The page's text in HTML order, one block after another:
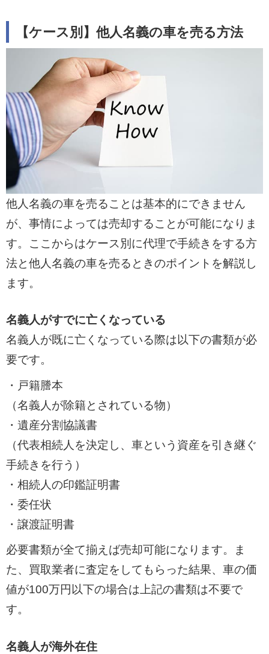
【ケース別】他人名義の車を売る方法
他人名義の車を売ることは基本的にできません
が、事情によっては売却することが可能になりま
す。ここからはケース別に代理で手続きをする方
法と他人名義の車を売るときのポイントを解説し
ます。
名義人がすでに亡くなっている
名義人が既に亡くなっている際は以下の書類が必
要です。
・戸籍謄本
（名義人が除籍とされている物）
・遺産分割協議書
（代表相続人を決定し、車という資産を引き継ぐ
手続きを行う）
・相続人の印鑑証明書
・委任状
・譲渡証明書
必要書類が全て揃えば売却可能になります。ま
た、買取業者に査定をしてもらった結果、車の価
値が100万円以下の場合は上記の書類は不要で
す。
名義人が海外在住